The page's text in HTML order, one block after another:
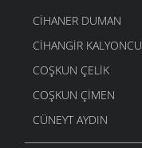
CIHANER DUMAN
CIHANGIR KALYONCU
COŞKUN ÇELIK
COŞKUN ÇIMEN
CÜNEYT AYDIN